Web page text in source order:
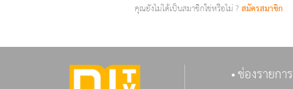
คุณยังไม่ได้เป็นสมาชิกใช่หรือไม่ ?สมัครสมาชิก
ช่องรายการ